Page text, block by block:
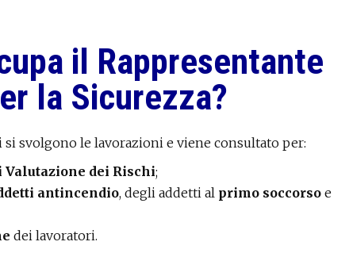
il Rappresentante
la Sicurezza?
si svolgono le lavorazioni e viene consultato per:
Valutazione dei Rischi;
antincendio, degli addetti al primo soccorso e
dei lavoratori.